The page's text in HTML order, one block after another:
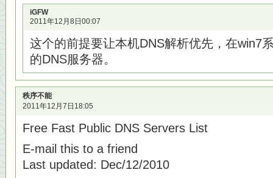
iGFW
2011年12月8日00:07
这个的前提要让本机DNS解析优先，在win7
的DNS服务器。
秩序不能
2011年12月7日18:05
Free Fast Public DNS Servers List
E-mail this to a friend
Last updated: Dec/12/2010